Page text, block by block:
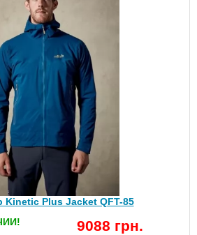
Kinetic Plus Jacket QFT-85
9088 грн.